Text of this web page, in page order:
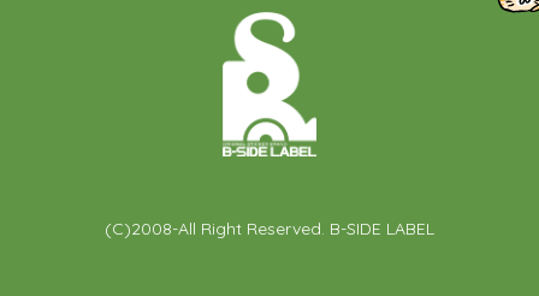
(C)2008-All Right Reserved. B-SIDE LABEL